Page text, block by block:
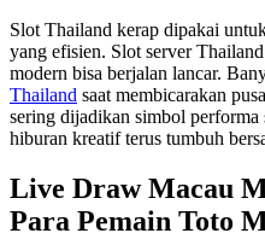
Slot Thailand kerap dipakai
yang efisien. Slot server
modern bisa berjalan lancar.
Thailand saat membicarakan
sering dijadikan simbol
hiburan kreatif terus tumbuh
Live Draw Macau
Para Pemain Toto